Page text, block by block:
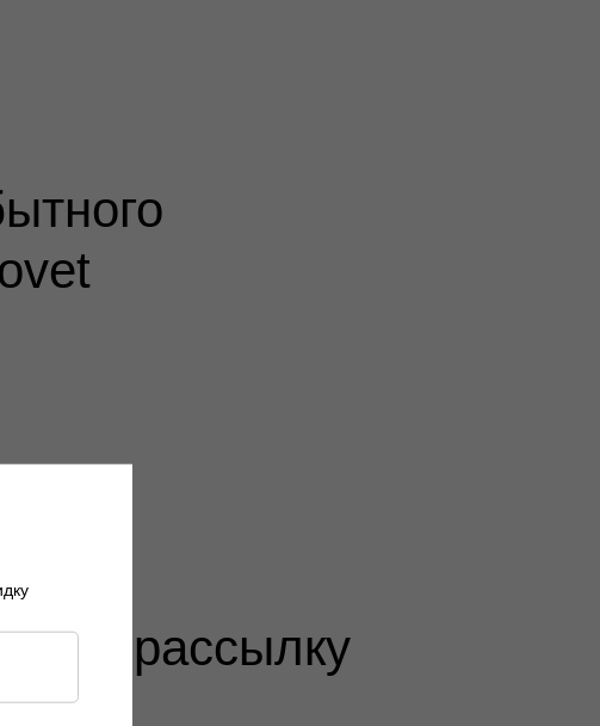
рассылку